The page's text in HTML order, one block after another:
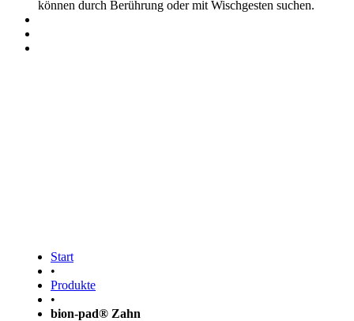
können durch Berührung oder mit Wischgesten suchen.
Start
•
Produkte
•
bion-pad® Zahn